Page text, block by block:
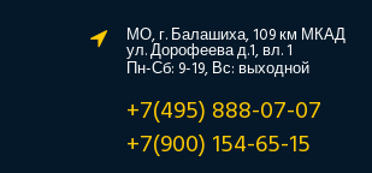
МО, г. Балашиха, 109 км МКАД
ул. Дорофеева д.1, вл. 1
Пн-Сб: 9-19, Вс: выходной
+7(495) 888-07-07
+7(900) 154-65-15